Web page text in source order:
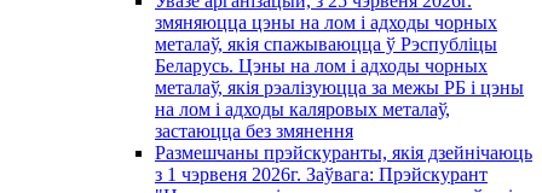
змяняюцца цэны на лом і адходы чорных
металаў, якія спажываюцца ў Рэспубліцы
Беларусь. Цэны на лом і адходы чорных
металаў, якія рэалізуюцца за межы РБ і цэны
на лом і адходы каляровых металаў,
застаюцца без змянення
Размешчаны прэйскуранты, якія дзейнічаюць
з 1 чэрвеня 2026г. Заўвага: Прэйскурант